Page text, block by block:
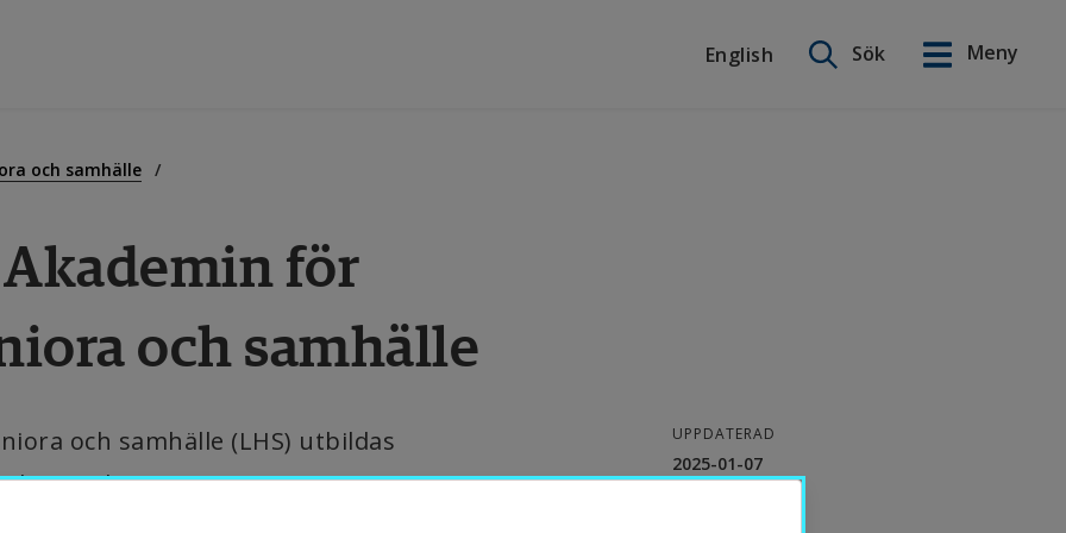
English
Sök
Meny
och samhälle
för
och samhälle
och samhälle (LHS) utbildas
och statsvetare.
UPPDATERAD
2025-01-07
English
Högskolan